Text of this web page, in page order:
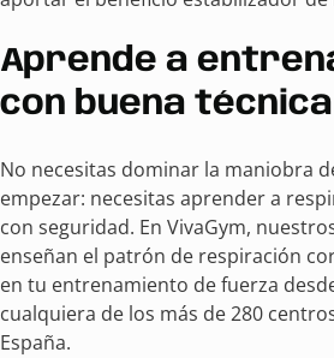
Aprende a
con buena técnica
No necesitas dominar la maniobra
empezar: necesitas aprender a
con seguridad. En VivaGym,
enseñan el patrón de respiración
en tu entrenamiento de fuerza
cualquiera de los más de 280
España.